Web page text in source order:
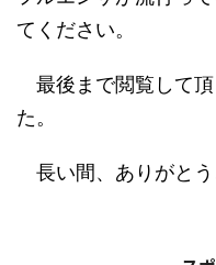
てください。
最後まで閲覧して頂
た。
長い間、ありがとう